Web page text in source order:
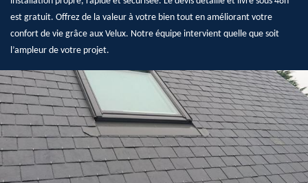
est gratuit. Offrez de la valeur à votre bien tout en améliorant votre
confort de vie grâce aux Velux. Notre équipe intervient quelle que soit
l’ampleur de votre projet.